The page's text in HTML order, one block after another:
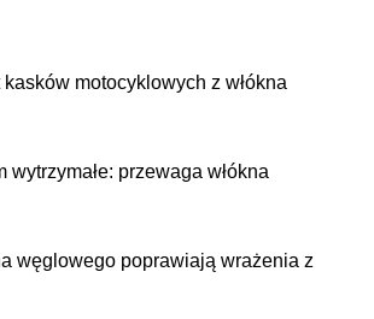
motocyklowych z włókna
wytrzymałe: przewaga włókna
węglowego poprawiają wrażenia z